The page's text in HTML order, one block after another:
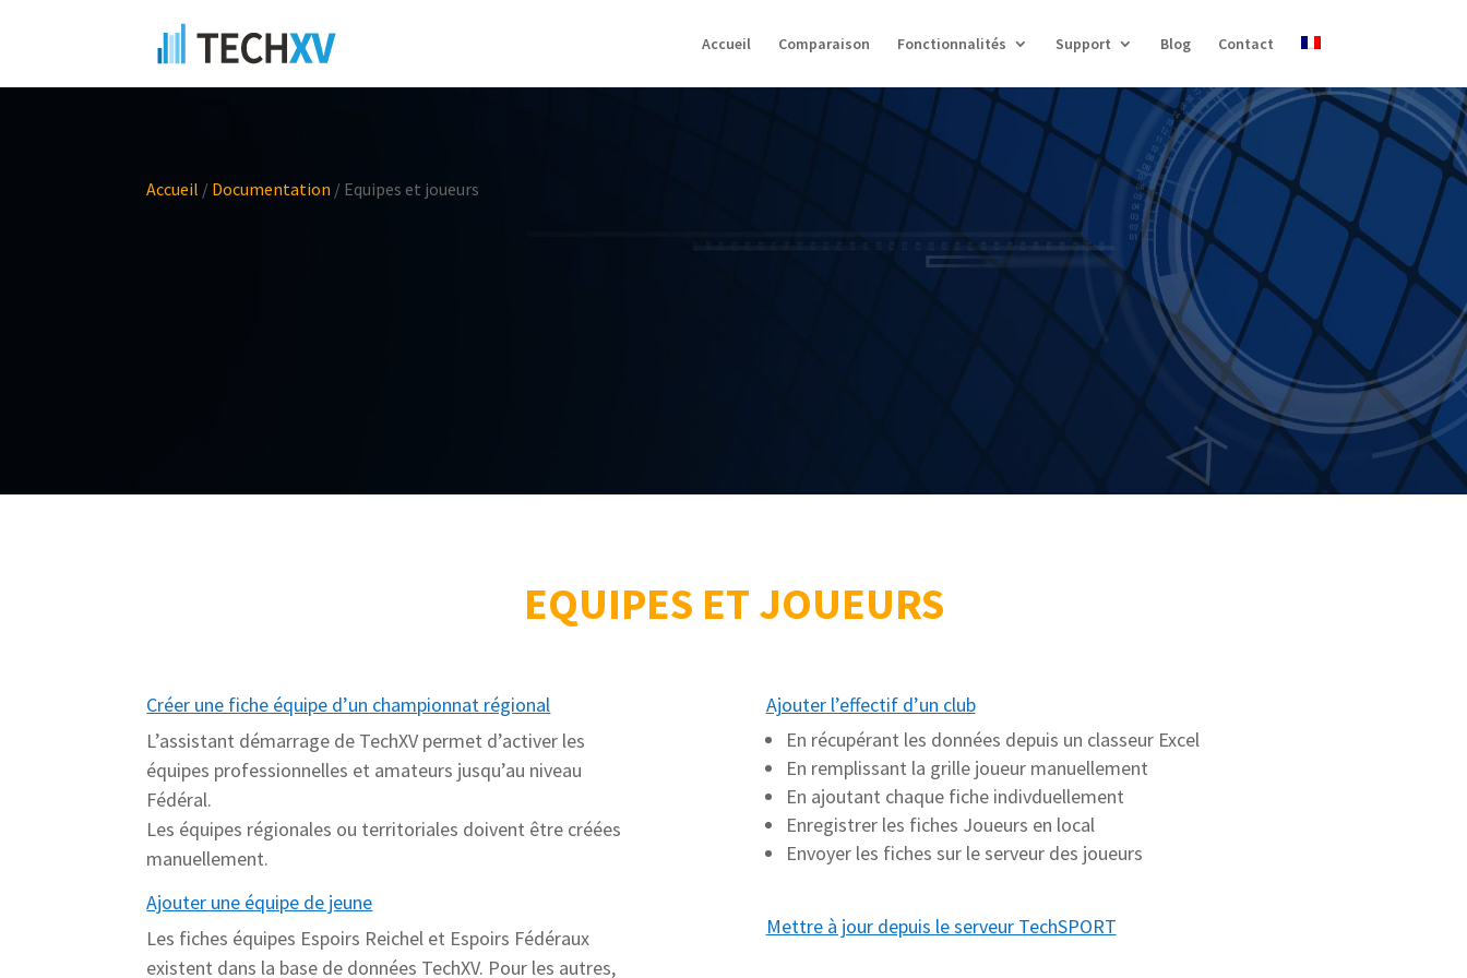
Accueil Comparaison Fonctionnalités Support Blog Contact
Accueil / Documentation / Equipes et joueurs
EQUIPES ET JOUEURS
Créer une fiche équipe d’un championnat régional
L’assistant démarrage de TechXV permet d’activer les
équipes professionnelles et amateurs jusqu’au niveau
Fédéral.
Les équipes régionales ou territoriales doivent être créées
manuellement.
Ajouter une équipe de jeune
Les fiches équipes Espoirs Reichel et Espoirs Fédéraux
existent dans la base de données TechXV. Pour les autres,
Ajouter l’effectif d’un club
En récupérant les données depuis un classeur Excel
En remplissant la grille joueur manuellement
En ajoutant chaque fiche indivduellement
Enregistrer les fiches Joueurs en local
Envoyer les fiches sur le serveur des joueurs
Mettre à jour depuis le serveur TechSPORT